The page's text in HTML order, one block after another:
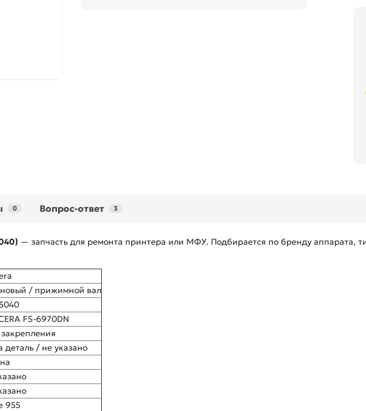
0 Вопрос-ответ 3
— запчасть для ремонта принтера или МФУ. Подбирается по бренду аппарата,
/ прижимной вал
FS-6970DN
деталь / не указано
955